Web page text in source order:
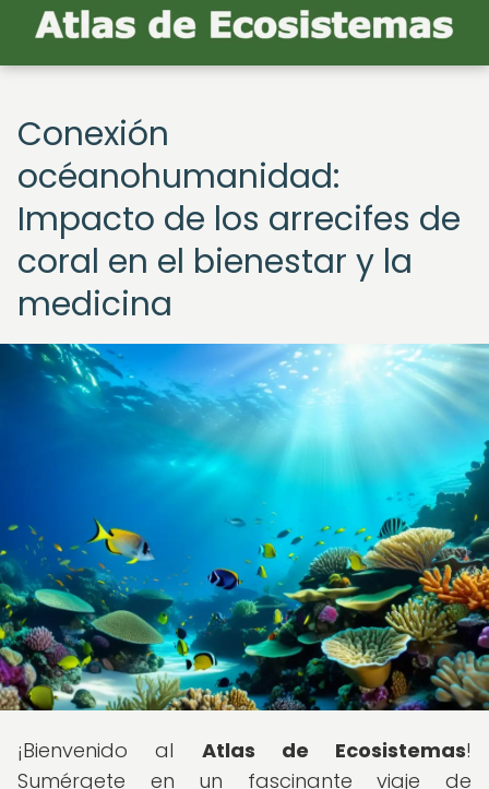
Conexión
océanohumanidad:
Impacto de los arrecifes de
coral en el bienestar y la
medicina
¡Bienvenido al Atlas de Ecosistemas!
Sumérgete en un fascinante viaje de